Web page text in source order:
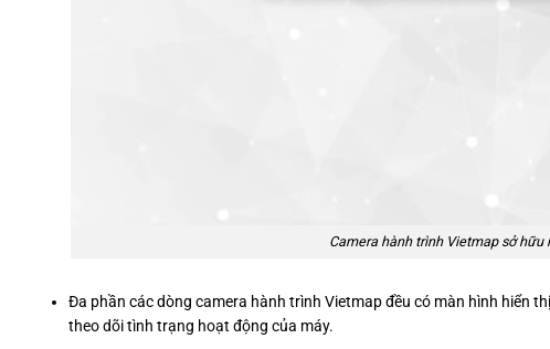
Camera hành trình Vietmap sở hữu
Đa phần các dòng camera hành trình Vietmap đều có màn hình hiển
theo dõi tình trạng hoạt động của máy.